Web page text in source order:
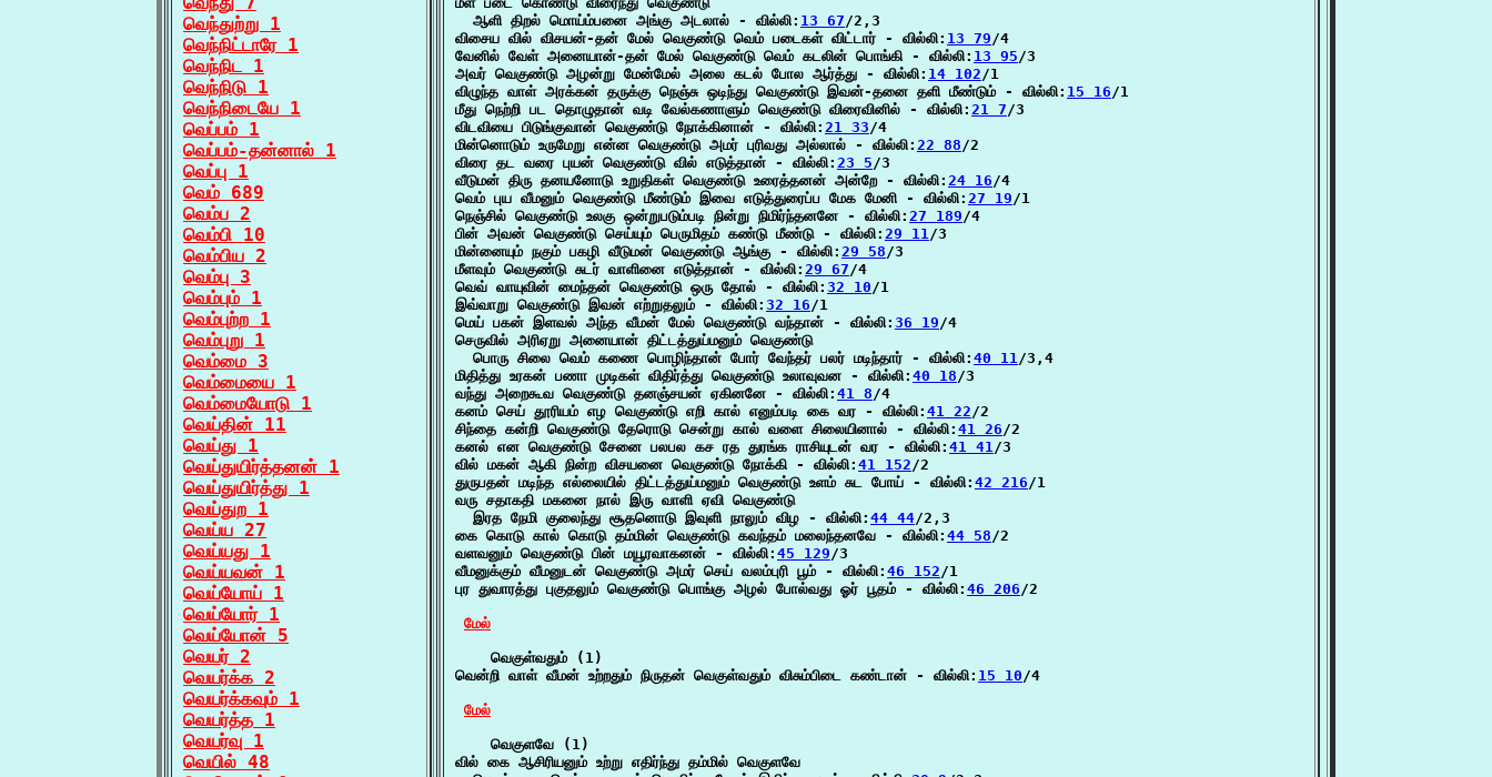
வெந்துற்று 1
வெந்நிட்டாரே 1
வெந்நிட 1
வெந்நிடு 1
வெந்நிடையே 1
வெப்பம் 1
வெப்பம்-தன்னால் 1
வெப்பு 1
வெம் 689
வெம்ப 2
வெம்பி 10
வெம்பிய 2
வெம்பு 3
வெம்பும் 1
வெம்புற்ற 1
வெம்புறு 1
வெம்மை 3
வெம்மையை 1
வெம்மையோடு 1
வெய்தின் 11
வெய்து 1
வெய்துயிர்த்தனன் 1
வெய்துயிர்த்து 1
வெய்துற 1
வெய்ய 27
வெய்யது 1
வெய்யவன் 1
வெய்யோய் 1
வெய்யோர் 1
வெய்யோன் 5
வெயர் 2
வெயர்க்க 2
வெயர்க்கவும் 1
வெயர்த்த 1
வெயர்வு 1
வெயில் 48
  ஆளி திறல் மொய்ம்பனை அங்கு அடலால் - வில்லி:
13 67/2,3
விசைய வில் விசயன்-தன் மேல் வெகுண்டு வெம் படைகள் விட்டார் - வில்லி: 13 79/4
வேனில் வேள் அனையான்-தன் மேல் வெகுண்டு வெம் கடலின் பொங்கி - வில்லி: 13 95/3
அவர் வெகுண்டு அழன்று மேன்மேல் அலை கடல் போல ஆர்த்து - வில்லி: 14 102/1
விழுந்த வாள் அரக்கன் தருக்கு நெஞ்சு ஒடிந்து வெகுண்டு இவன்-தனை தளி மீண்டும் - வில்லி: 15 16/1
மீது நெற்றி பட தொழுதான் வடி வேல்கணாளும் வெகுண்டு விரைவினில் - வில்லி: 21 7/3
விடவியை பிடுங்குவான் வெகுண்டு நோக்கினான் - வில்லி: 21 33/4
மின்னொடும் உருமேறு என்ன வெகுண்டு அமர் புரிவது அல்லால் - வில்லி: 22 88/2
விரை தட வரை புயன் வெகுண்டு வில் எடுத்தான் - வில்லி: 23 5/3
வீடுமன் திரு தனயனோடு உறுதிகள் வெகுண்டு உரைத்தனன் அன்றே - வில்லி: 24 16/4
வெம் புய வீமனும் வெகுண்டு மீண்டும் இவை எடுத்துரைப்ப மேக மேனி - வில்லி: 27 19/1
நெஞ்சில் வெகுண்டு உலகு ஒன்றுபடும்படி நின்று நிமிர்ந்தனனே - வில்லி: 27 189/4
பின் அவன் வெகுண்டு செய்யும் பெருமிதம் கண்டு மீண்டு - வில்லி: 29 11/3
மின்னையும் நகும் பகழி வீடுமன் வெகுண்டு ஆங்கு - வில்லி: 29 58/3
மீளவும் வெகுண்டு சுடர் வாளினை எடுத்தான் - வில்லி: 29 67/4
வெவ் வாயுவின் மைந்தன் வெகுண்டு ஒரு தோல் - வில்லி: 32 10/1
இவ்வாறு வெகுண்டு இவன் எற்றுதலும் - வில்லி: 32 16/1
மெய் பகன் இளவல் அந்த வீமன் மேல் வெகுண்டு வந்தான் - வில்லி: 36 19/4
செருவில் அரிஏறு அனையான் திட்டத்துய்மனும் வெகுண்டு
  பொரு சிலை வெம் கணை பொழிந்தான் போர் வேந்தர் பலர் மடிந்தார் - வில்லி:
40 11/3,4
மிதித்து உரகன் பணா முடிகள் விதிர்த்து வெகுண்டு உலாவுவன - வில்லி: 40 18/3
வந்து அறைகூவ வெகுண்டு தனஞ்சயன் ஏகினனே - வில்லி: 41 8/4
கனம் செய் தூரியம் எழ வெகுண்டு எறி கால் எனும்படி கை வர - வில்லி: 41 22/2
சிந்தை கன்றி வெகுண்டு தேரொடு சென்று கால் வளை சிலையினால் - வில்லி: 41 26/2
கனல் என வெகுண்டு சேனை பலபல கச ரத துரங்க ராசியுடன் வர - வில்லி: 41 41/3
வில் மகன் ஆகி நின்ற விசயனை வெகுண்டு நோக்கி - வில்லி: 41 152/2
துருபதன் மடிந்த எல்லையில் திட்டத்துய்மனும் வெகுண்டு உளம் சுட போய் - வில்லி: 42 216/1
வரு சதாகதி மகனை நால் இரு வாளி ஏவி வெகுண்டு
  இரத நேமி குலைந்து சூதனொடு இவுளி நாலும் விழ - வில்லி:
44 44/2,3
கை கொடு கால் கொடு தம்மின் வெகுண்டு கவந்தம் மலைந்தனவே - வில்லி: 44 58/2
வளவனும் வெகுண்டு பின் மயூரவாகனன் - வில்லி: 45 129/3
வீமனுக்கும் வீமனுடன் வெகுண்டு அமர் செய் வலம்புரி பூம் - வில்லி: 46 152/1
புர துவாரத்து புகுதலும் வெகுண்டு பொங்கு அழல் போல்வது ஓர் பூதம் - வில்லி: 46 206/2
மேல்
    வெகுள்வதும் (1)
வென்றி வாள் வீமன் உற்றதும் நிருதன் வெகுள்வதும் விசும்பிடை கண்டான் - வில்லி: 15 10/4
மேல்
    வெகுளவே (1)
வில் கை ஆசிரியனும் உற்று எதிர்ந்து தம்மில் வெகுளவே